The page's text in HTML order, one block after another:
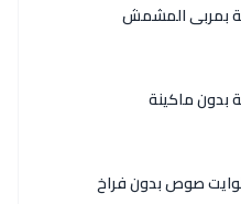
بمربى المشمش
بدون ماكينة
صوص بدون فراخ